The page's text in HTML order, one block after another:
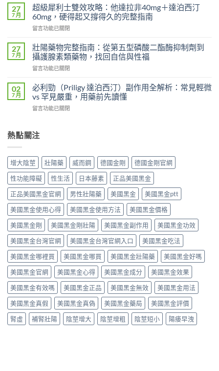
統
偉
完
比
較：
收
度、
方
便
果
與
全
性
全
解
析〉
中
凍
偉
哥
與
統
錠
劑
的
異
比
Kamagra
完
南〉
中
27
7 月
超級犀利士雙效攻略：他達拉非40mg＋達泊西汀
60mg，硬得起又撐得久的完整指南
在
級
犀
利
士
效
他
非
達
泊
西
汀
60mg，
硬
得
起
又
撐
得
久
的
完
整
指
南〉
中
留言功能已關閉
27
7 月
壯陽藥物完整指南：從第五型磷酸二酯酶抑制劑到
攝護腺素類藥物，找回自信與性福
在
陽
藥
物
完
南：
五
型
磷
酸
二
酯
酶
抑
制
劑
到
攝
護
腺
素
類
藥
物，
找
回
自
留言功能已關閉
02
7 月
必利勁（Priligy 達泊西汀）副作用全解析：常見輕微
vs 罕見嚴重，用藥前先讀懂
在
勁
（Priligy
泊
西
汀）
副
作
用
全
解
析：
常
見
輕
微
vs
罕
見
嚴
重，
用
藥
前
留言功能已關閉
熱點關注
增大陰莖 壯陽藥 威而鋼 德國金剛
德國金剛官網
性功能障礙
性生活 日本藤素
正品美國黑金
正品美國黑金官網
男性壯陽藥 美國黑金
美國黑金ptt
美國黑金使用心得
美國黑金使用方法
美國黑金價格
美國黑金剛
美國黑金剛壯陽 美國黑金副作用
美國黑金功效
美國黑金台灣官網
美國黑金台灣官網入口
美國黑金吃法
美國黑金哪裡買
美國黑金哪買 美國黑金壯陽藥
美國黑金好嗎
美國黑金官網
美國黑金心得 美國黑金成分
美國黑金效果
美國黑金有效嗎
美國黑金正品 美國黑金無效
美國黑金用法
美國黑金真假
美國黑金真偽 美國黑金藥局
美國黑金評價
腎虛
補腎壯陽 陰莖增大 陰莖增粗 陰莖短小 陽痿早洩